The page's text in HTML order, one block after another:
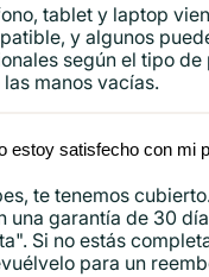
tablet y laptop
y algunos
según el tipo de
manos vacías.
estoy satisfecho con mi
te tenemos
una garantía de 30
Si no estás
para un